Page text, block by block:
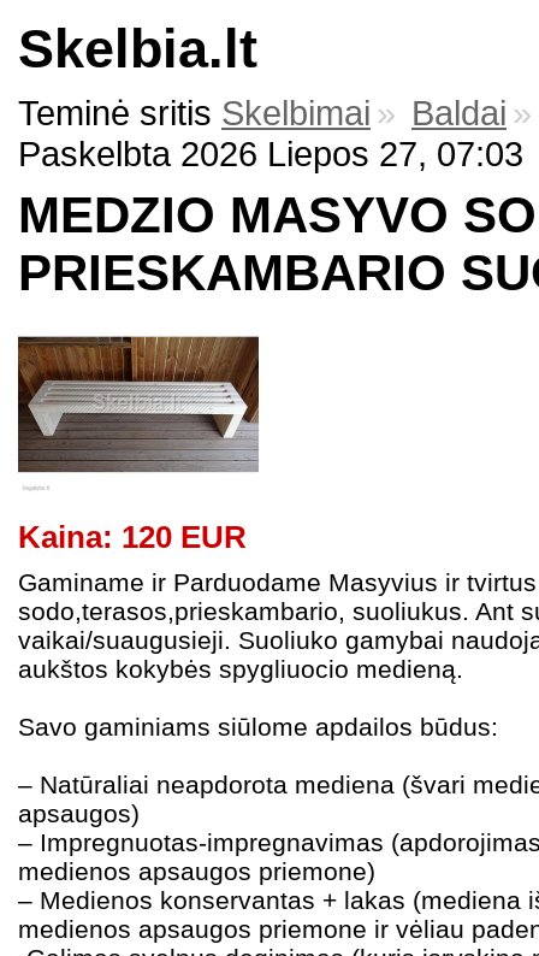
Skelbia.lt
Teminė sritis Skelbimai » Baldai »
Paskelbta 2026 Liepos 27, 07:03
MEDZIO MASYVO
PRIESKAMBARIO
Kaina: 120 EUR
Gaminame ir Parduodame Masyvius ir
sodo,terasos,prieskambario, suoliukus. Ant
vaikai/suaugusieji. Suoliuko gamybai
aukštos kokybės spygliuocio medieną.
Savo gaminiams siūlome apdailos būdus:
– Natūraliai neapdorota mediena (švari
apsaugos)
– Impregnuotas-impregnavimas
medienos apsaugos priemone)
– Medienos konservantas + lakas (mediena
medienos apsaugos priemone ir vėliau